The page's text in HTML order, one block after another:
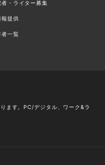
者・ライター募集
報提供
者一覧
ます。PC/デジタル、ワーク&ラ